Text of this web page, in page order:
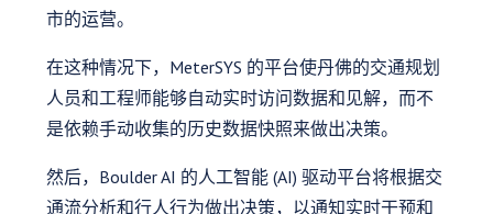
市的运营。
在这种情况下，MeterSYS 的平台使丹佛的交通规划
人员和工程师能够自动实时访问数据和见解，而不
是依赖手动收集的历史数据快照来做出决策。
然后，Boulder AI 的人工智能 (AI) 驱动平台将根据交
通流分析和行人行为做出决策，以通知实时干预和